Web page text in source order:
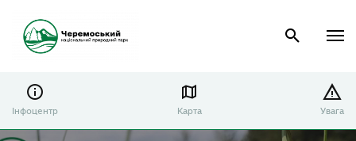
Інфоцентр Карта Увага